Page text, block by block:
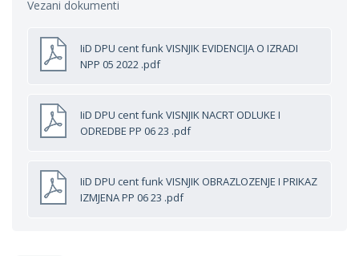
Vezani dokumenti
IiD DPU cent funk VISNJIK EVIDENCIJA O IZRADI
NPP 05 2022 .pdf
IiD DPU cent funk VISNJIK NACRT ODLUKE I
ODREDBE PP 06 23 .pdf
IiD DPU cent funk VISNJIK OBRAZLOZENJE I PRIKAZ
IZMJENA PP 06 23 .pdf